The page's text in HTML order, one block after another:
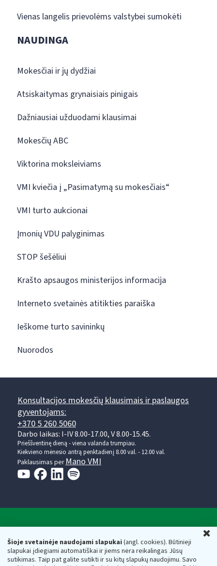
Šioje svetainėje naudojami slapukai(angl. cookies). Būtinieji
slapukai įdiegiami automatiškai ir jiems nėra reikalingas Jūsų
sutikimas. Taip pat galite sutikti ir su kitų slapukų naudojimu. Savo
Vienas langelis prievolėms valstybei sumokėti
NAUDINGA
Mokesčiai ir jų dydžiai
Atsiskaitymas grynaisiais pinigais
Dažniausiai užduodami klausimai
Mokesčių ABC
Viktorina moksleiviams
VMI kviečia į „Pasimatymą su mokesčiais“
VMI turto aukcionai
Įmonių VDU palyginimas
STOP šešėliui
Krašto apsaugos ministerijos informacija
Interneto svetainės atitikties paraiška
Ieškome turto savininkų
Nuorodos
Konsultacijos mokesčių klausimais ir paslaugos
gyventojams:
+370 5 260 5060
Darbo laikas: I-IV 8.00-17.00, V 8.00-15.45.
Prieššventinę dieną - viena valanda trumpiau.
Kiekvieno mėnesio antrą penktadienį 8.00 val. - 12.00 val.
Paklausimas per Mano VMI
Respublikos finansų ministerijos
Biudžetinė įstaiga. Juridinio asmens kodas — 188659752,